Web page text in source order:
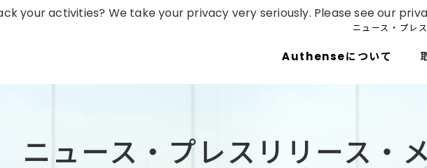
ニュース・プレ
Authenseについて
ニュース・プレスリリース・
your activities? We take your privacy very seriously. Please see our